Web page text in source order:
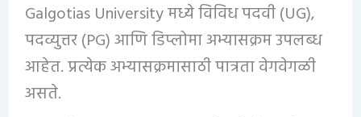
Galgotias University मध्ये विविध पदवी (UG),
पदव्युत्तर (PG) आणि डिप्लोमा अभ्यासक्रम उपलब्ध
आहेत. प्रत्येक अभ्यासक्रमासाठी पात्रता वेगवेगळी
असते.